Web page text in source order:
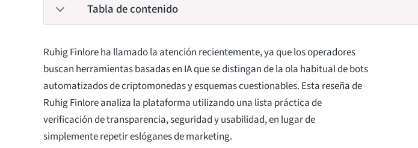
Tabla de contenido
Ruhig Finlore ha llamado la atención recientemente, ya que los operadores
buscan herramientas basadas en IA que se distingan de la ola habitual de bots
automatizados de criptomonedas y esquemas cuestionables. Esta reseña de
Ruhig Finlore analiza la plataforma utilizando una lista práctica de
verificación de transparencia, seguridad y usabilidad, en lugar de
simplemente repetir eslóganes de marketing.